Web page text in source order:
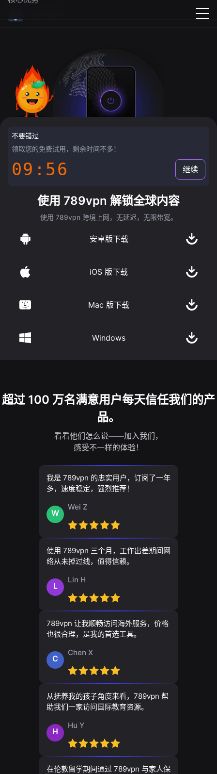
不要错过
领取您的免费试用，剩余时间不多！
09:55 继续
使用 789vpn 解锁全球内容
使用 789vpn 跨境上网，无延迟，无限带宽。
安卓版下载
iOS 版下载
Mac 版下载
Windows
超过 100 万名满意用户每天信任我们的产
品。
看看他们怎么说——加入我们，
感受不一样的体验！
我是 789vpn 的忠实用户，订阅了一年
多，速度稳定，强烈推荐！
W
Wei Z
使用 789vpn 三个月，工作出差期间网
络从未掉过线，值得信赖。
L
Lin H
789vpn 让我顺畅访问海外服务，价格
也很合理，是我的首选工具。
C
Chen X
从抚养我的孩子角度来看，789vpn 帮
助我们一家访问国际教育资源。
H
Hu Y
在伦敦留学期间通过 789vpn 与家人保